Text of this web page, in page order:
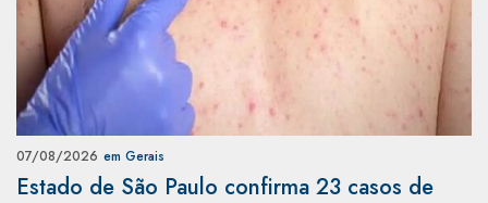
07/08/2026 em Gerais
Estado de São Paulo confirma 23 casos de